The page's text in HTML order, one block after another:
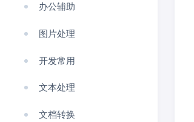
办公辅助
图片处理
开发常用
文本处理
文档转换